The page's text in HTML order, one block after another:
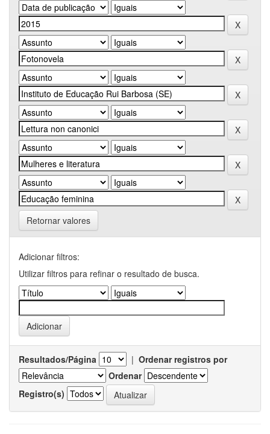
Retornar valores
Adicionar filtros:
Utilizar filtros para refinar o resultado de busca.
Resultados/Página | Ordenar registros por
Ordenar
Registro(s)